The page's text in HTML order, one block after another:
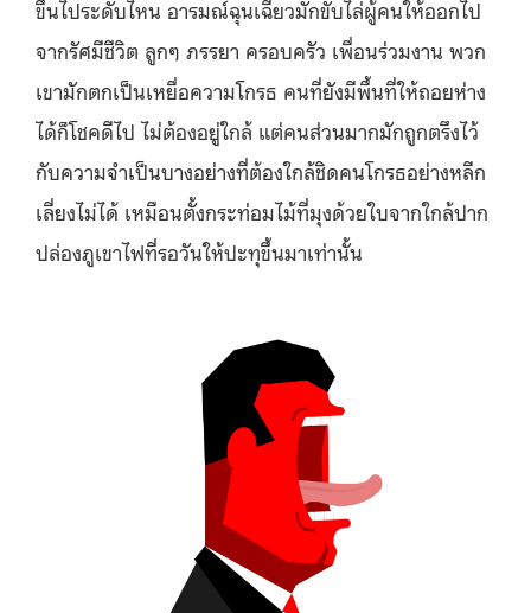
ขึ้นไประดับไหน อารมณ์ฉุนเฉียวมักขับไล่ผู้คนให้ออกไป
จากรัศมีชีวิต ลูกๆ ภรรยา ครอบครัว เพื่อนร่วมงาน พวก
เขามักตกเป็นเหยื่อความโกรธ คนที่ยังมีพื้นที่ให้ถอยห่าง
ได้ก็โชคดีไป ไม่ต้องอยู่ใกล้ แต่คนส่วนมากมักถูกตรึงไว้
กับความจำเป็นบางอย่างที่ต้องใกล้ชิดคนโกรธอย่างหลีก
เลี่ยงไม่ได้ เหมือนตั้งกระท่อมไม้ที่มุงด้วยใบจากใกล้ปาก
ปล่องภูเขาไฟที่รอวันให้ปะทุขึ้นมาเท่านั้น